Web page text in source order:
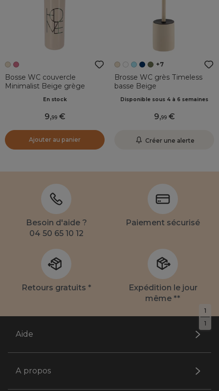
1
1
Bosse WC couvercle
Minimalist Beige grège
En stock
9,99
Ajouter au panier
+7
Brosse WC grès Timeless
basse Beige
Disponible sous 4 à 6 semaines
9,99
Créer une alerte
Besoin d'aide ?
04 50 65 10 12
Paiement sécurisé
Retours gratuits *
Expédition le jour
même **
Aide
A propos